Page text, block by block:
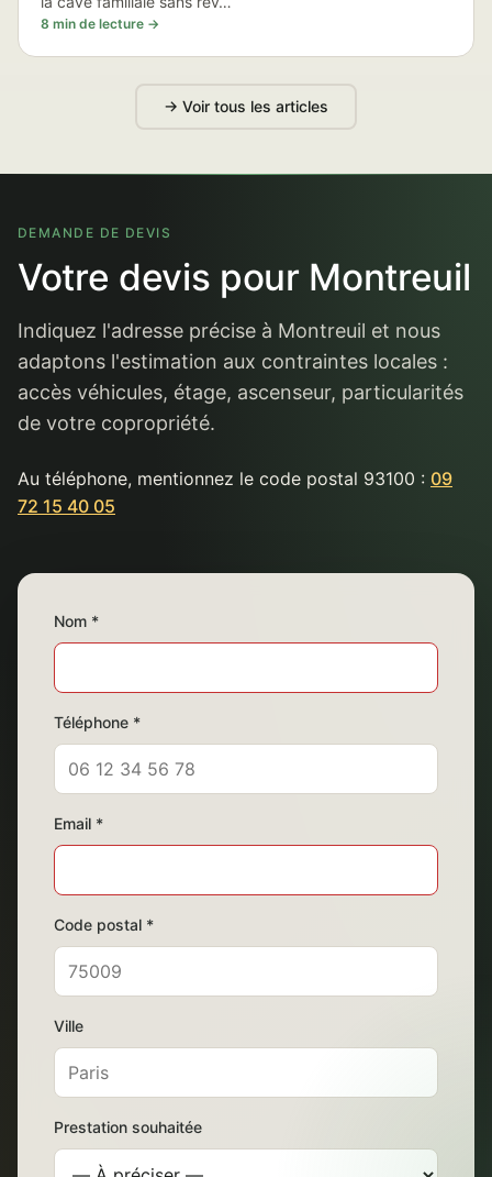
8 min de lecture →
→ Voir tous les articles
DEMANDE DE DEVIS
Votre devis pour Montreuil
Indiquez l'adresse précise à Montreuil et nous
adaptons l'estimation aux contraintes locales :
accès véhicules, étage, ascenseur, particularités
de votre copropriété.
Au téléphone, mentionnez le code postal 93100 : 09
72 15 40 05
Nom *
Téléphone *
Email *
Code postal *
Ville
Prestation souhaitée